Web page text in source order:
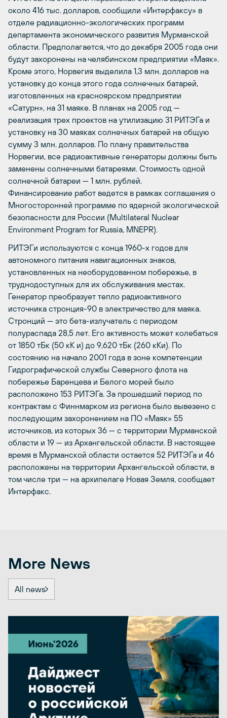
около 416 тыс. долларов, сообщили «Интерфаксу» в
отделе радиационно-экологических программ
департамента экономического развития Мурманской
области. Предполагается, что до декабря 2005 года они
будут захоронены на челябинском предприятии «Маяк».
Кроме этого, Норвегия выделила 1,3 млн. долларов на
установку до конца этого года солнечных батарей,
изготовленных на красноярском предприятии
«Сатурн», на 31 маяке. В планах на 2005 год —
реализация трех проектов на утилизацию 31 РИТЭГа и
установку на 30 маяках солнечных батарей на общую
сумму 3 млн. долларов. По плану правительства
Норвегии, все радиоактивные генераторы должны быть
заменены солнечными батареями. Стоимость одной
солнечной батареи — 1 млн. рублей.
Финансирование работ ведется в рамках соглашения о
Многосторонней программе по ядерной экологической
безопасности для России (Multilateral Nuclear
Environment Program for Russia, MNEPR).
РИТЭГи используются с конца 1960-х годов для
автономного питания навигационных знаков,
установленных на необорудованном побережье, в
труднодоступных для их обслуживания местах.
Генератор преобразует тепло радиоактивного
источника стронция-90 в электричество для маяка.
Стронций — это бета-излучатель с периодом
полураспада 28,5 лет. Его активность может колебаться
от 1850 тБк (50 кК и) до 9,620 тБк (260 кКи). По
состоянию на начало 2001 года в зоне компетенции
Гидрографической службы Северного флота на
побережье Баренцева и Белого морей было
расположено 153 РИТЭГа. За прошедший период по
контрактам с Финнмарком из региона было вывезено с
последующим захоронением на ПО «Маяк» 55
источников, из которых 36 — с территории Мурманской
области и 19 — из Архангельской области. В настоящее
время в Мурманской области остается 52 РИТЭГа и 46
расположены на территории Архангельской области, в
том числе три — на архипелаге Новая Земля, сообщает
Интерфакс.
More News
All news